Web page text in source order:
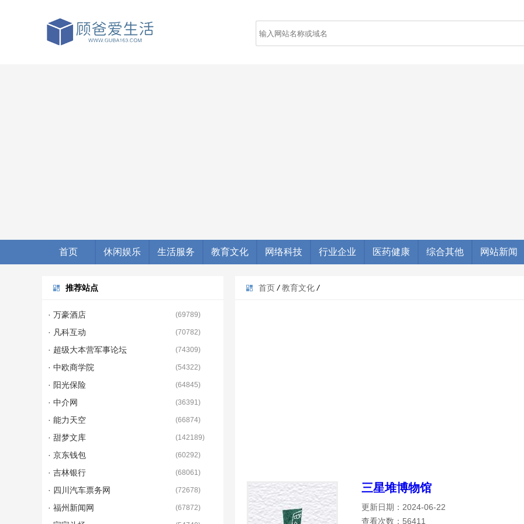
首页 休闲娱乐 生活服务 教育文化 网络科技 行业企业 医药健康 综合其他 网站新闻
首页 / 教育文化 /
三星堆博物馆
更新日期：2024-06-22
查看次数：56411
推荐站点
· 万豪酒店 (69789)
· 凡科互动 (70782)
· 超级大本营军事论坛 (74309)
· 中欧商学院 (54322)
· 阳光保险 (64845)
· 中介网 (36391)
· 能力天空 (66874)
· 甜梦文库 (142189)
· 京东钱包 (60292)
· 吉林银行 (68061)
· 四川汽车票务网 (72678)
· 福州新闻网 (67872)